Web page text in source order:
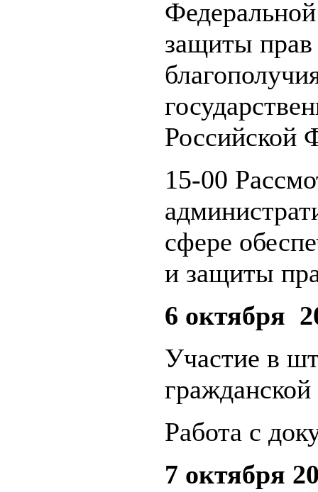
защиты прав
15-00
сфере
и защиты
6 октября
Участие в
Работа с
7 октября